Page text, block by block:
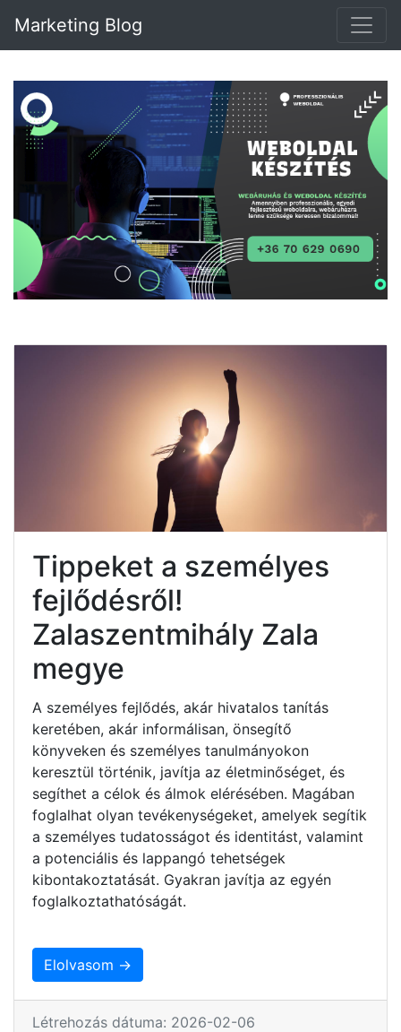
Marketing Blog
Tippeket a személyes
fejlődésről!
Zalaszentmihály Zala
megye
A személyes fejlődés, akár hivatalos tanítás
keretében, akár informálisan, önsegítő
könyveken és személyes tanulmányokon
keresztül történik, javítja az életminőséget, és
segíthet a célok és álmok elérésében. Magában
foglalhat olyan tevékenységeket, amelyek segítik
a személyes tudatosságot és identitást, valamint
a potenciális és lappangó tehetségek
kibontakoztatását. Gyakran javítja az egyén
foglalkoztathatóságát.
Elolvasom →
Létrehozás dátuma: 2026-02-06